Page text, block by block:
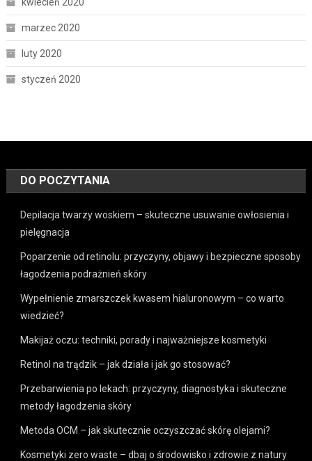
marzec 2020
luty 2020
styczeń 2020
DO POCZYTANIA
Depilacja twarzy woskiem – skuteczne usuwanie owłosienia i
pielęgnacja
Poparzenie od retinolu: przyczyny, objawy i bezpieczne sposoby
łagodzenia podrażnień skóry
Wypełnienie zmarszczek kwasem hialuronowym – co warto
wiedzieć?
Makijaż oczu: techniki, porady i najważniejsze kosmetyki
Retinol na trądzik – jak działa i jak go stosować?
Przebarwienia po lekach: przyczyny, diagnostyka i skuteczne
metody łagodzenia skóry
Metoda OCM – jak skutecznie oczyszczać skórę olejami?
Kosmetyki zero waste – dbaj o środowisko i zdrowie z natury